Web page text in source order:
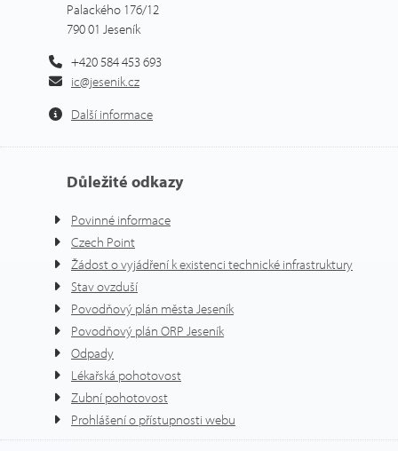
Palackého 176/12
790 01 Jeseník
+420 584 453 693
ic@jesenik.cz
Další informace
Důležité odkazy
Povinné informace
Czech Point
Žádost o vyjádření k existenci technické infrastruktury
Stav ovzduší
Povodňový plán města Jeseník
Povodňový plán ORP Jeseník
Odpady
Lékařská pohotovost
Zubní pohotovost
Prohlášení o přístupnosti webu